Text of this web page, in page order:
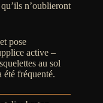
n’oublieront
pose
active –
au sol
fréquenté.